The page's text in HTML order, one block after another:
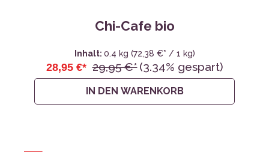
Chi-Cafe bio
Inhalt: 0.4 kg (72,38 €* / 1 kg)
28,95 €* 29,95 €* (3.34% gespart)
IN DEN WARENKORB